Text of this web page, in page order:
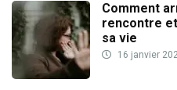
Comment
rencontre
sa vie
16 janvier